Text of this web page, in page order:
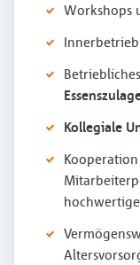
Workshops
Kollegiale